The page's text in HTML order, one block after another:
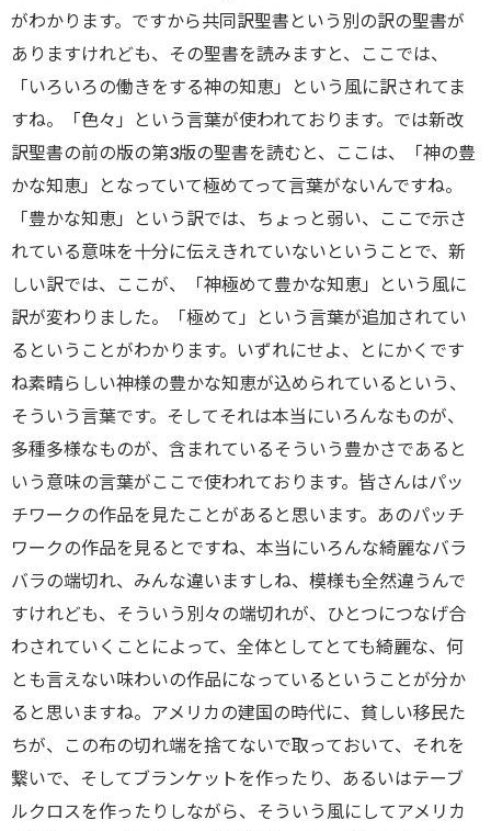
がわかります。ですから共同訳聖書という別の訳の聖書が
ありますけれども、その聖書を読みますと、ここでは、
「いろいろの働きをする神の知恵」という風に訳されてま
すね。「色々」という言葉が使われております。では新改
訳聖書の前の版の第3版の聖書を読むと、ここは、「神の豊
かな知恵」となっていて極めてって言葉がないんですね。
「豊かな知恵」という訳では、ちょっと弱い、ここで示さ
れている意味を十分に伝えきれていないということで、新
しい訳では、ここが、「神極めて豊かな知恵」という風に
訳が変わりました。「極めて」という言葉が追加されてい
るということがわかります。いずれにせよ、とにかくです
ね素晴らしい神様の豊かな知恵が込められているという、
そういう言葉です。そしてそれは本当にいろんなものが、
多種多様なものが、含まれているそういう豊かさであると
いう意味の言葉がここで使われております。皆さんはパッ
チワークの作品を見たことがあると思います。あのパッチ
ワークの作品を見るとですね、本当にいろんな綺麗なバラ
バラの端切れ、みんな違いますしね、模様も全然違うんで
すけれども、そういう別々の端切れが、ひとつにつなげ合
わされていくことによって、全体としてとても綺麗な、何
とも言えない味わいの作品になっているということが分か
ると思いますね。アメリカの建国の時代に、貧しい移民た
ちが、この布の切れ端を捨てないで取っておいて、それを
繋いで、そしてブランケットを作ったり、あるいはテーブ
ルクロスを作ったりしながら、そういう風にしてアメリカ